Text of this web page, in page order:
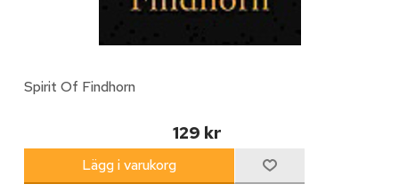
Spirit Of Findhorn
129 kr